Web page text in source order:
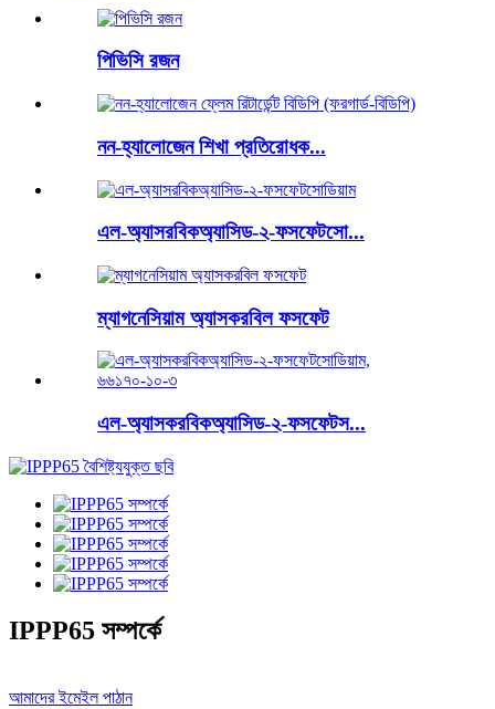
পিভিসি রজন
নন-হ্যালোজেন শিখা প্রতিরোধক...
এল-অ্যাসরবিকঅ্যাসিড-২-ফসফেটসো...
ম্যাগনেসিয়াম অ্যাসকরবিল ফসফেট
এল-অ্যাসকরবিকঅ্যাসিড-২-ফসফেটস...
IPPP65 সম্পর্কে
আমাদের ইমেইল পাঠান